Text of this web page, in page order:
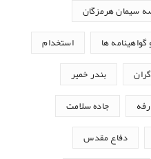
سیمان هرمزگان
گواهینامه ها استخدام
بندر خمیر
جاده سلامت
دفاع مقدس